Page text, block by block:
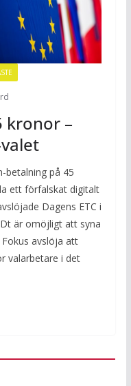
kronor –
betalning på 45
ett förfalskat digitalt
Dagens ETC i
är omöjligt att syna
avslöja att
valarbetare i det